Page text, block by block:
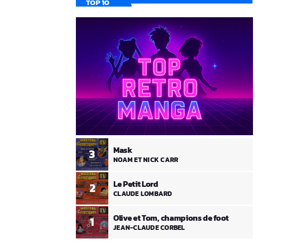
TOP 10
1 Olive et Tom, champions de foot
JEAN-CLAUDE CORBEL
2 Le Petit Lord
CLAUDE LOMBARD
3 Mask
NOAM ET NICK CARR